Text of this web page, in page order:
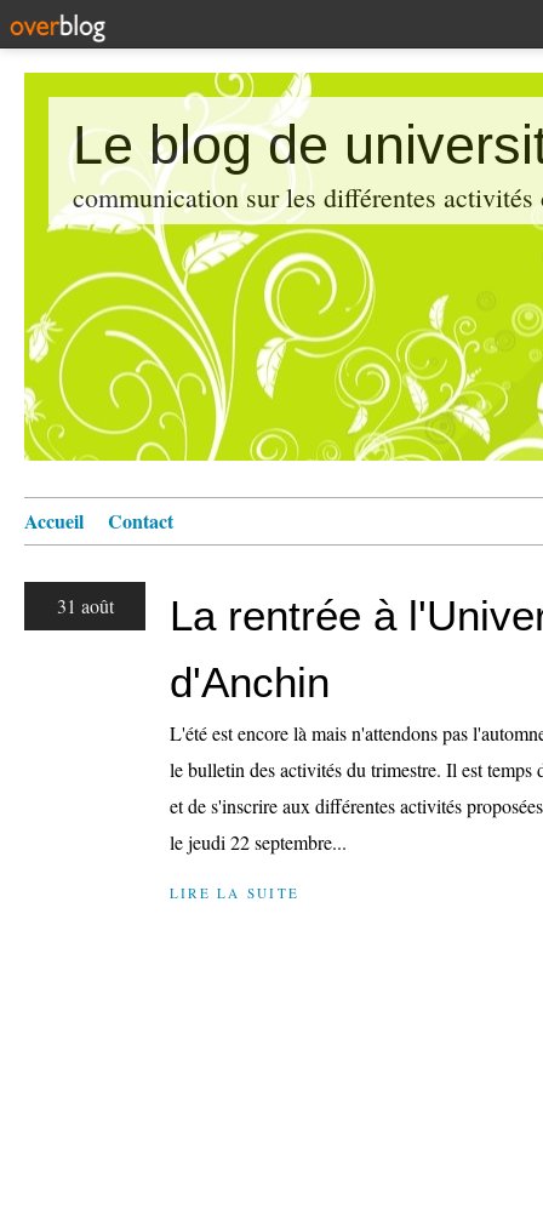
Le blog de
communication sur les différentes
Accueil Contact
31 août
La rentrée à
d'Anchin
L'été est encore là mais n'attendons pas
le bulletin des activités du trimestre. Il est temps
et de s'inscrire aux différentes activités
le jeudi 22 septembre...
LIRE LA SUITE